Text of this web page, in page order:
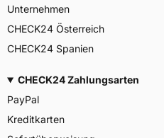
Unternehmen
CHECK24 Österreich
CHECK24 Spanien
CHECK24 Zahlungsarten
PayPal
Kreditkarten